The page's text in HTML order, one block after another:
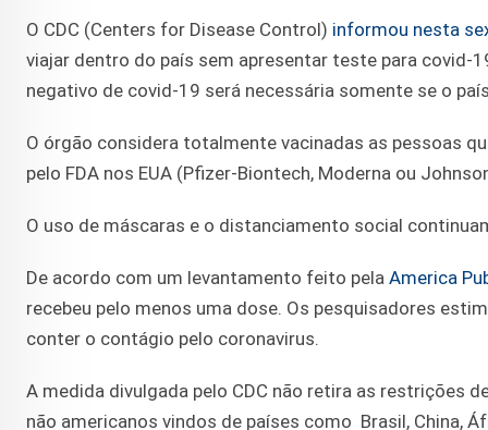
O CDC (Centers for Disease Control) informou nesta
viajar dentro do país sem apresentar teste para covid-
negativo de covid-19 será necessária somente se o
O órgão considera totalmente vacinadas as pessoas
pelo FDA nos EUA (Pfizer-Biontech, Moderna ou
O uso de máscaras e o distanciamento social
De acordo com um levantamento feito pela America
recebeu pelo menos uma dose. Os pesquisadores
conter o contágio pelo coronavirus.
A medida divulgada pelo CDC não retira as restrições
não americanos vindos de países como Brasil, China,